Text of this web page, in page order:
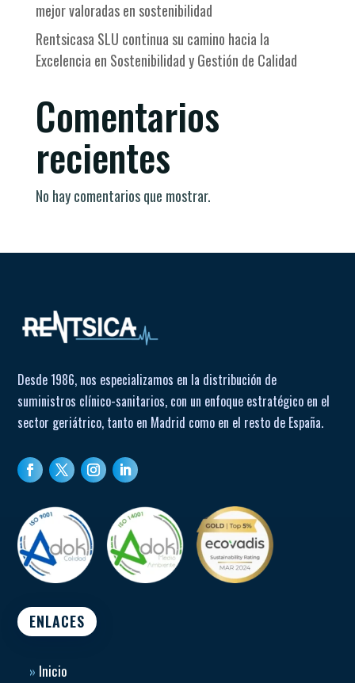
mejor valoradas en sostenibilidad
Rentsicasa SLU continua su camino hacia la
Excelencia en Sostenibilidad y Gestión de Calidad
Comentarios
recientes
No hay comentarios que mostrar.
Desde 1986, nos especializamos en la distribución de
suministros clínico-sanitarios, con un enfoque estratégico en el
sector geriátrico, tanto en Madrid como en el resto de España.
ENLACES
» Inicio